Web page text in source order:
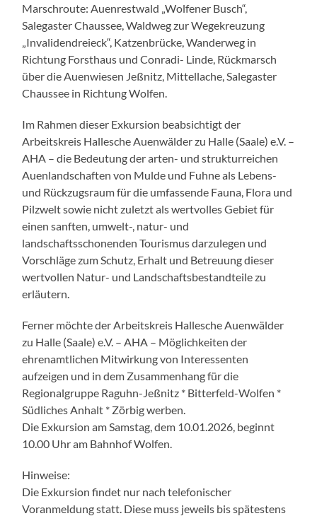
Marschroute: Auenrestwald „Wolfener Busch“,
Salegaster Chaussee, Waldweg zur Wegekreuzung
„Invalidendreieck“, Katzenbrücke, Wanderweg in
Richtung Forsthaus und Conradi- Linde, Rückmarsch
über die Auenwiesen Jeßnitz, Mittellache, Salegaster
Chaussee in Richtung Wolfen.
Im Rahmen dieser Exkursion beabsichtigt der
Arbeitskreis Hallesche Auenwälder zu Halle (Saale) e.V. –
AHA – die Bedeutung der arten- und strukturreichen
Auenlandschaften von Mulde und Fuhne als Lebens-
und Rückzugsraum für die umfassende Fauna, Flora und
Pilzwelt sowie nicht zuletzt als wertvolles Gebiet für
einen sanften, umwelt-, natur- und
landschaftsschonenden Tourismus darzulegen und
Vorschläge zum Schutz, Erhalt und Betreuung dieser
wertvollen Natur- und Landschaftsbestandteile zu
erläutern.
Ferner möchte der Arbeitskreis Hallesche Auenwälder
zu Halle (Saale) e.V. – AHA – Möglichkeiten der
ehrenamtlichen Mitwirkung von Interessenten
aufzeigen und in dem Zusammenhang für die
Regionalgruppe Raguhn-Jeßnitz * Bitterfeld-Wolfen *
Südliches Anhalt * Zörbig werben.
Die Exkursion am Samstag, dem 10.01.2026, beginnt
10.00 Uhr am Bahnhof Wolfen.
Hinweise:
Die Exkursion findet nur nach telefonischer
Voranmeldung statt. Diese muss jeweils bis spätestens